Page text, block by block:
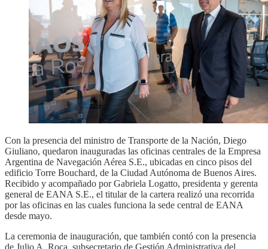
Con la presencia del ministro de Transporte de la Nación, Diego
Giuliano, quedaron inauguradas las oficinas centrales de la Empresa
Argentina de Navegación Aérea S.E., ubicadas en cinco pisos del
edificio Torre Bouchard, de la Ciudad Autónoma de Buenos Aires.
Recibido y acompañado por Gabriela Logatto, presidenta y gerenta
general de EANA S.E., el titular de la cartera realizó una recorrida
por las oficinas en las cuales funciona la sede central de EANA
desde mayo.
La ceremonia de inauguración, que también contó con la presencia
de Julio A. Roca, subsecretario de Gestión Administrativa del